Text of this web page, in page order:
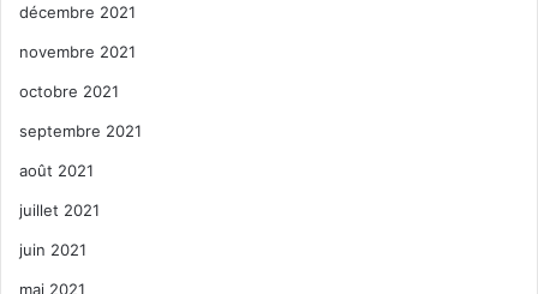
décembre 2021
novembre 2021
octobre 2021
septembre 2021
août 2021
juillet 2021
juin 2021
mai 2021